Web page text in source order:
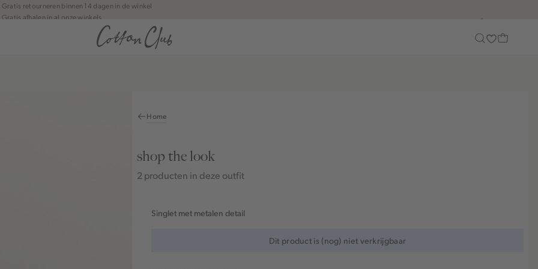
Gratis retourneren binnen 14 dagen in de winkel
Gratis afhalen in al onze winkels
Jouw bestelling wordt binnen 1 tot 5 dagen bezorgd
Betaal zoals jij wilt: o.a. Bancontact, Riverty, Apple pay & creditcard
Home
shop the look
2 producten in deze outfit
Singlet met metalen detail
Dit product is (nog) niet verkrijgbaar